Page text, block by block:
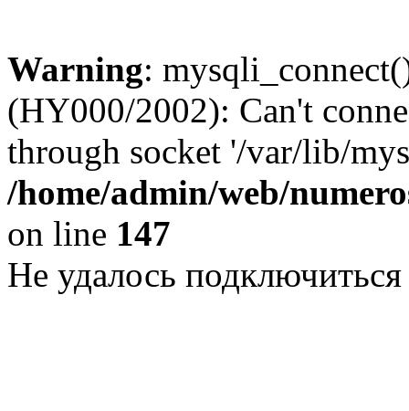
Warning:
(HY000/2002): Can't
through socket '/var/lib/
/home/admin/web/
on line 147
Не удалось